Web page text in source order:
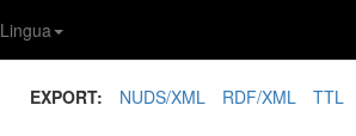
Lingua
EXPORT: NUDS/XML RDF/XML TTL